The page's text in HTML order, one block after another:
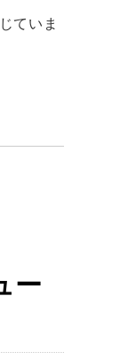
ていま
ー